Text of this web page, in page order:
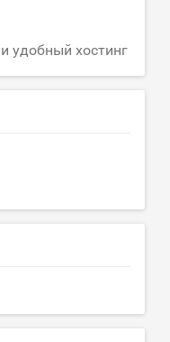
удобный хостинг